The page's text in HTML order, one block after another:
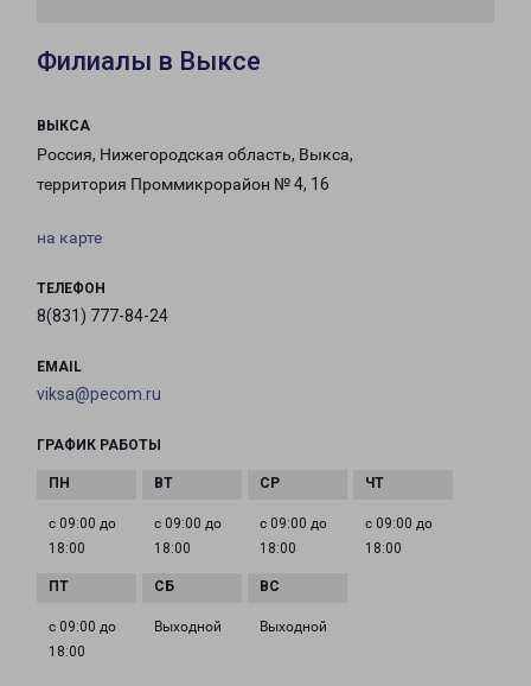
Филиалы в Выксе
ВЫКСА
Россия, Нижегородская область, Выкса,
территория Проммикрорайон № 4, 16
на карте
ТЕЛЕФОН
8(831) 777-84-24
EMAIL
viksa@pecom.ru
ГРАФИК РАБОТЫ
с 09:00 до
18:00
с 09:00 до
18:00
с 09:00 до
18:00
с 09:00 до
18:00
с 09:00 до
18:00
Выходной Выходной